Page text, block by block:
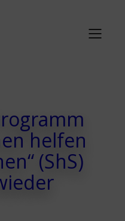
helfen
(ShS)